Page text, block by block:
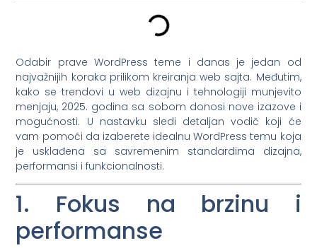
Odabir prave WordPress teme i danas je jedan od
najvažnijih koraka prilikom kreiranja web sajta. Međutim,
kako se trendovi u web dizajnu i tehnologiji munjevito
menjaju, 2025. godina sa sobom donosi nove izazove i
mogućnosti. U nastavku sledi detaljan vodič koji će
vam pomoći da izaberete idealnu WordPress temu koja
je usklađena sa savremenim standardima dizajna,
performansi i funkcionalnosti.
1. Fokus na brzinu i
performanse